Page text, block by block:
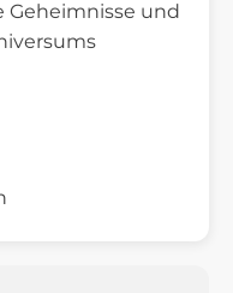
Geheimnisse und